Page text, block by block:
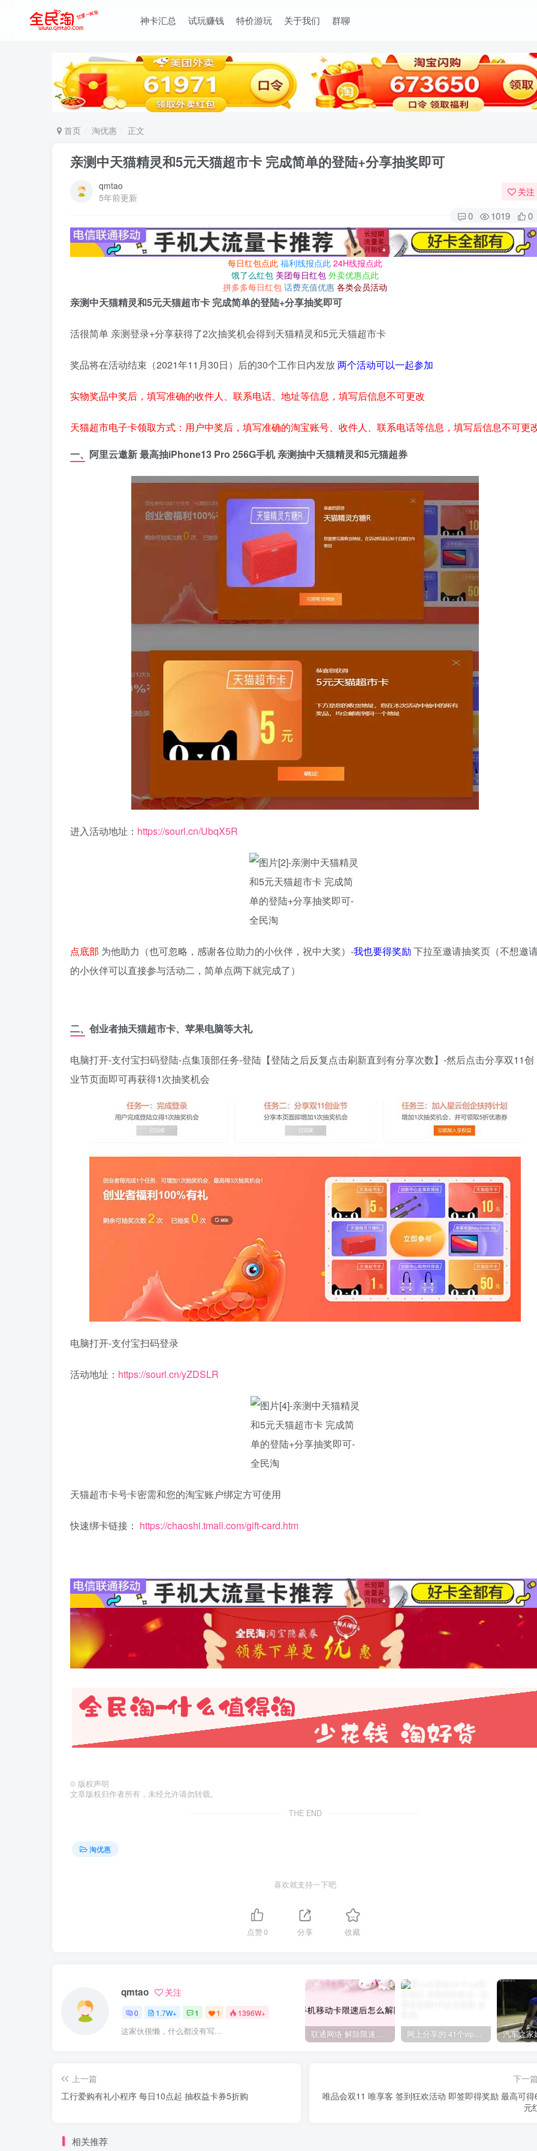
神卡汇总 试玩赚钱 特价游玩 关于我们 群聊
首页 淘优惠 正文
亲测中天猫精灵和5元天猫超市卡 完成简单的登陆+分享抽奖即可
qmtao
5年前更新
关注
0 1019 0
每日红包点此 福利线报点此 24H线报点此
饿了么红包 美团每日红包 外卖优惠点此
拼多多每日红包 话费充值优惠 各类会员活动
亲测中天猫精灵和5元天猫超市卡 完成简单的登陆+分享抽奖即可
活很简单 亲测登录+分享获得了2次抽奖机会得到天猫精灵和5元天猫超市卡
奖品将在活动结束（2021年11月30日）后的30个工作日内发放两个活动可以一起参加
实物奖品中奖后，填写准确的收件人、联系电话、地址等信息，填写后信息不可更改
天猫超市电子卡领取方式：用户中奖后，填写准确的淘宝账号、收件人、联系电话等信息，填写后信息不可更
一、阿里云邀新 最高抽iPhone13 Pro 256G手机 亲测抽中天猫精灵和5元猫超券
进入活动地址： https://sourl.cn/UbqX5R
点底部 为他助力（也可忽略，感谢各位助力的小伙伴，祝中大奖）-我也要得奖励 下拉至邀请抽奖页（不想邀
的小伙伴可以直接参与活动二，简单点两下就完成了）
二、创业者抽天猫超市卡、苹果电脑等大礼
电脑打开-支付宝扫码登陆-点集顶部任务-登陆【登陆之后反复点击刷新直到有分享次数】-然后点击分享双11创
业节页面即可再获得1次抽奖机会
电脑打开-支付宝扫码登录
活动地址： https://sourl.cn/yZDSLR
天猫超市卡号卡密需和您的淘宝账户绑定方可使用
快速绑卡链接： https://chaoshi.tmall.com/gift-card.htm
© 版权声明
文章版权归作者所有，未经允许请勿转载。
THE END
淘优惠
喜欢就支持一下吧
点赞0 分享 收藏
qmtao 关注
0 1.7W+ 1 1 1396W+
这家伙很懒，什么都没有写... 联通网络 解除限速方法参考！畅享、畅玩、老白干等及其它地区自测了 网上分享的 41个vip解析接口 有需要的拿去~ 免费看全网VIP会员视频
上一篇
工行爱购有礼小程序 每日10点起 抽权益卡券5折购
下一
唯品会双11 唯享客 签到狂欢活动 即签即得奖励 最高可
元
相关推荐